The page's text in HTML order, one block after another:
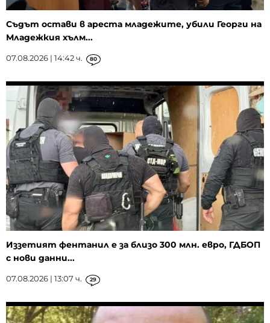
Съдът остави в ареста младежите, убили Георги на
Младежкия хълм...
07.08.2026 | 14:42 ч. 80
Иззетият фентанил е за близо 300 млн. евро, ГДБОП
с нови данни...
07.08.2026 | 13:07 ч. 29